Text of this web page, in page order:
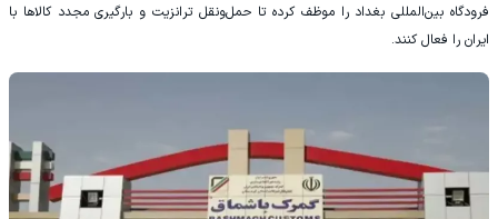
فرودگاه بین‌المللی بغداد را موظف کرده تا حمل‌ونقل ترانزیت و بارگیری مجدد کالا‌ها با
ایران را فعال کنند.